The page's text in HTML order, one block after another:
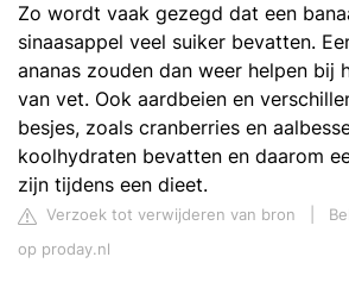
Zo wordt vaak gezegd dat een
sinaasappel veel suiker bevatten.
ananas zouden dan weer helpen bij
van vet. Ook aardbeien en
besjes, zoals cranberries en
koolhydraten bevatten en daarom
zijn tijdens een dieet.
Verzoek tot verwijderen van bron
op proday.nl